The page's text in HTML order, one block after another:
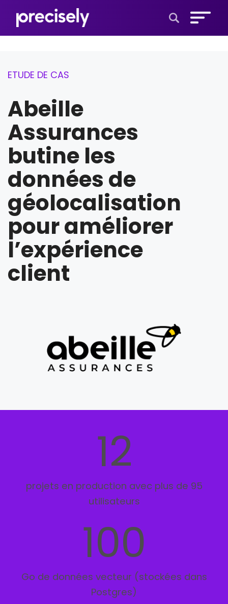
ETUDE DE CAS
Abeille
Assurances
butine les
données de
géolocalisation
pour améliorer
l’expérience
client
12
projets en production avec plus de 95
utilisateurs
100
Go de données vecteur (stockées dans
Postgres)